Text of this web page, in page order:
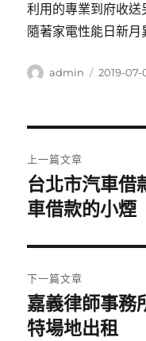
利用的專業到府收送
隨著家電性能日新
作
admin
發
2019-07-
章
導
覽
上一篇文章
上
一
文
章:
台北市汽車借
車借款的小煙
下一篇文章
下
一
嘉義律師事務
特場地出租